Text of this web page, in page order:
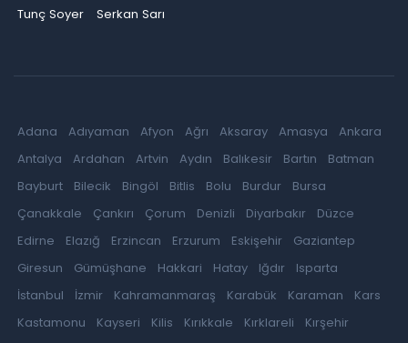
Tunç Soyer
Serkan Sarı
Adana Adıyaman Afyon Ağrı Aksaray Amasya
Ankara
Antalya
Ardahan Artvin Aydın Balıkesir Bartın
Batman
Bayburt
Bilecik Bingöl Bitlis Bolu Burdur
Bursa
Çanakkale
Çankırı Çorum Denizli Diyarbakır
Düzce
Edirne
Elazığ Erzincan Erzurum Eskişehir
Gaziantep
Giresun
Gümüşhane Hakkari Hatay Iğdır
Isparta
İstanbul
İzmir Kahramanmaraş Karabük Karaman
Kars
Kastamonu
Kayseri Kilis Kırıkkale Kırklareli
Kırşehir